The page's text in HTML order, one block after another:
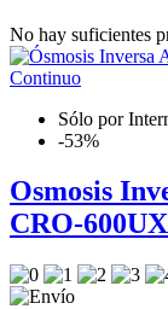
No hay suficientes
Sólo por
-53%
Osmosis
CRO-